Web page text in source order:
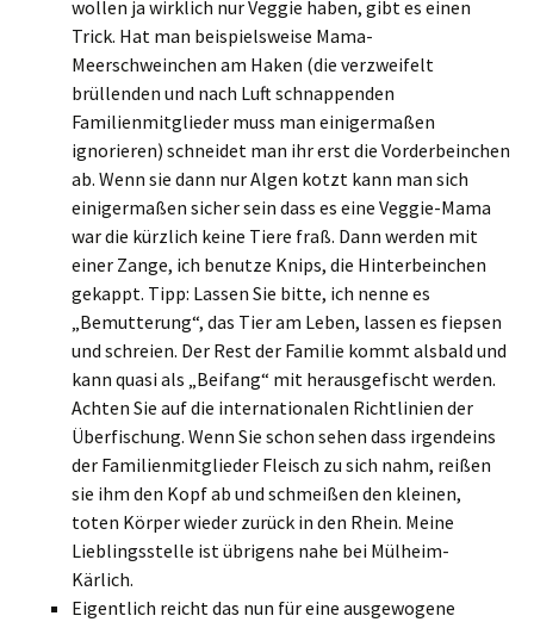
wollen ja wirklich nur Veggie haben, gibt es einen
Trick. Hat man beispielsweise Mama-
Meerschweinchen am Haken (die verzweifelt
brüllenden und nach Luft schnappenden
Familienmitglieder muss man einigermaßen
ignorieren) schneidet man ihr erst die Vorderbeinchen
ab. Wenn sie dann nur Algen kotzt kann man sich
einigermaßen sicher sein dass es eine Veggie-Mama
war die kürzlich keine Tiere fraß. Dann werden mit
einer Zange, ich benutze Knips, die Hinterbeinchen
gekappt. Tipp: Lassen Sie bitte, ich nenne es
„Bemutterung“, das Tier am Leben, lassen es fiepsen
und schreien. Der Rest der Familie kommt alsbald und
kann quasi als „Beifang“ mit herausgefischt werden.
Achten Sie auf die internationalen Richtlinien der
Überfischung. Wenn Sie schon sehen dass irgendeins
der Familienmitglieder Fleisch zu sich nahm, reißen
sie ihm den Kopf ab und schmeißen den kleinen,
toten Körper wieder zurück in den Rhein. Meine
Lieblingsstelle ist übrigens nahe bei Mülheim-
Kärlich.
Eigentlich reicht das nun für eine ausgewogene